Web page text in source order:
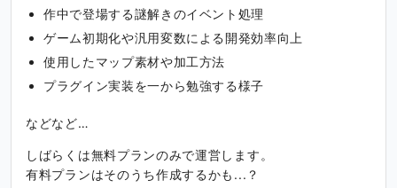
作中で登場する謎解きのイベント処理
ゲーム初期化や汎用変数による開発効率向上
使用したマップ素材や加工方法
プラグイン実装を一から勉強する様子
などなど…
しばらくは無料プランのみで運営します。
有料プランはそのうち作成するかも...？